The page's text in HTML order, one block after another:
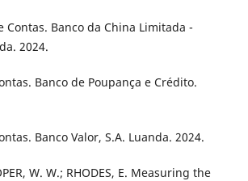
Contas. Banco da China Limitada -
2024.
Banco de Poupança e Crédito.
Banco Valor, S.A. Luanda. 2024.
W. W.; RHODES, E. Measuring the